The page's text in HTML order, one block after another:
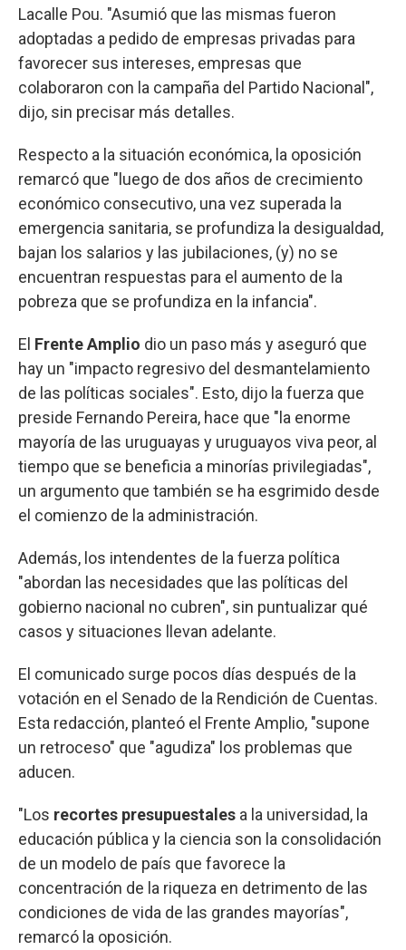
Lacalle Pou. "Asumió que las mismas fueron
adoptadas a pedido de empresas privadas para
favorecer sus intereses, empresas que
colaboraron con la campaña del Partido Nacional",
dijo, sin precisar más detalles.
Respecto a la situación económica, la oposición
remarcó que "luego de dos años de crecimiento
económico consecutivo, una vez superada la
emergencia sanitaria, se profundiza la desigualdad,
bajan los salarios y las jubilaciones, (y) no se
encuentran respuestas para el aumento de la
pobreza que se profundiza en la infancia".
El Frente Amplio dio un paso más y aseguró que
hay un "impacto regresivo del desmantelamiento
de las políticas sociales". Esto, dijo la fuerza que
preside Fernando Pereira, hace que "la enorme
mayoría de las uruguayas y uruguayos viva peor, al
tiempo que se beneficia a minorías privilegiadas",
un argumento que también se ha esgrimido desde
el comienzo de la administración.
Además, los intendentes de la fuerza política
"abordan las necesidades que las políticas del
gobierno nacional no cubren", sin puntualizar qué
casos y situaciones llevan adelante.
El comunicado surge pocos días después de la
votación en el Senado de la Rendición de Cuentas.
Esta redacción, planteó el Frente Amplio, "supone
un retroceso" que "agudiza" los problemas que
aducen.
"Los recortes presupuestales a la universidad, la
educación pública y la ciencia son la consolidación
de un modelo de país que favorece la
concentración de la riqueza en detrimento de las
condiciones de vida de las grandes mayorías",
remarcó la oposición.